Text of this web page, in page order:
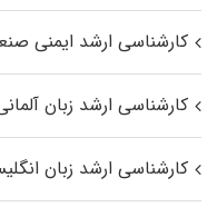
کارشناسی ارشد ایمنی
کارشناسی ارشد زبان
کارشناسی ارشد زبان